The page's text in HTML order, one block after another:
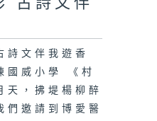
詩文伴我遊香
國威小學 《村
天，拂堤楊柳醉
們邀請到博愛醫